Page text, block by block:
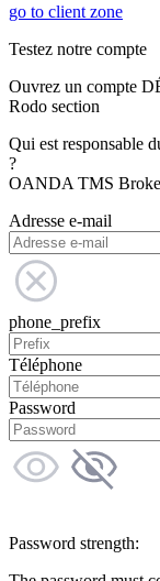
go to client zone
Testez notre compte
Ouvrez un compte
Rodo section
Qui est responsable
?
OANDA TMS
Adresse e-mail
phone_prefix
Téléphone
Password
Password strength: